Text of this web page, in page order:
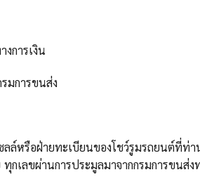
การเงิน
มการขนส่ง
ล์หรือฝ่ายทะเบียนของโชว์รูมรถยนต์ที่ท่
กเลขผ่านการประมูลมาจากกรมการขนส่